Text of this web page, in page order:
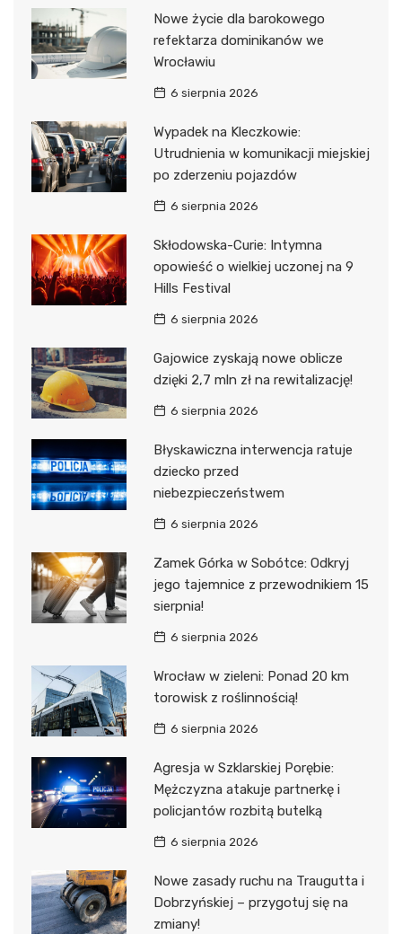
Nowe życie dla barokowego
refektarza dominikanów we
Wrocławiu
6 sierpnia 2026
Wypadek na Kleczkowie:
Utrudnienia w komunikacji miejskiej
po zderzeniu pojazdów
6 sierpnia 2026
Skłodowska-Curie: Intymna
opowieść o wielkiej uczonej na 9
Hills Festival
6 sierpnia 2026
Gajowice zyskają nowe oblicze
dzięki 2,7 mln zł na rewitalizację!
6 sierpnia 2026
Błyskawiczna interwencja ratuje
dziecko przed
niebezpieczeństwem
6 sierpnia 2026
Zamek Górka w Sobótce: Odkryj
jego tajemnice z przewodnikiem 15
sierpnia!
6 sierpnia 2026
Wrocław w zieleni: Ponad 20 km
torowisk z roślinnością!
6 sierpnia 2026
Agresja w Szklarskiej Porębie:
Mężczyzna atakuje partnerkę i
policjantów rozbitą butelką
6 sierpnia 2026
Nowe zasady ruchu na Traugutta i
Dobrzyńskiej – przygotuj się na
zmiany!